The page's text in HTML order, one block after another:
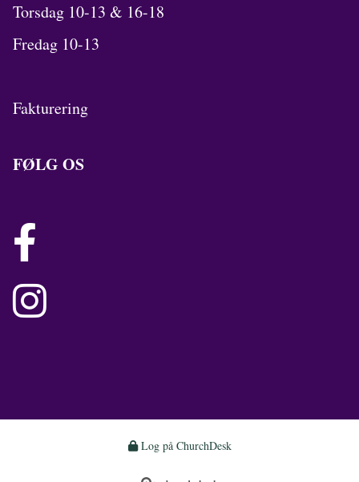
Torsdag 10-13 & 16-18
Fredag 10-13
Fakturering
FØLG OS


Log på ChurchDesk